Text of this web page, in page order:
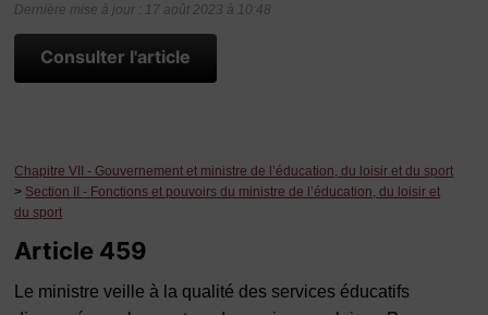
Dernière mise à jour : 17 août 2023 à 10:48
Consulter l'article
Chapitre VII - Gouvernement et ministre de l’éducation, du loisir et du sport
> Section II - Fonctions et pouvoirs du ministre de l’éducation, du loisir et
du sport
Article 459
Le ministre veille à la qualité des services éducatifs